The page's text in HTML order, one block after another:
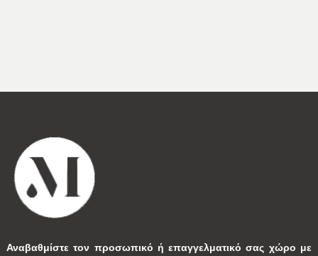
Αναβαθμίστε τον προσωπικό ή επαγγελματικό σας χώρο με